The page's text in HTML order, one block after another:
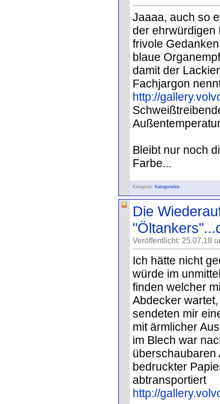
Jaaaa, auch so
der ehrwürdigen
frivole
blaue
damit der
Fachjargon
http://
Bleibt nur noch
Farbe...
Kategorie: Kategorielos
Die
Veröffentlicht: 25.07.18
Ich hätte nicht
würde im
finden welcher
Abdecker
sendeten mir
mit ärmlicher
im Blech war
überschaubaren
bedruckter
abtransportiert
http://